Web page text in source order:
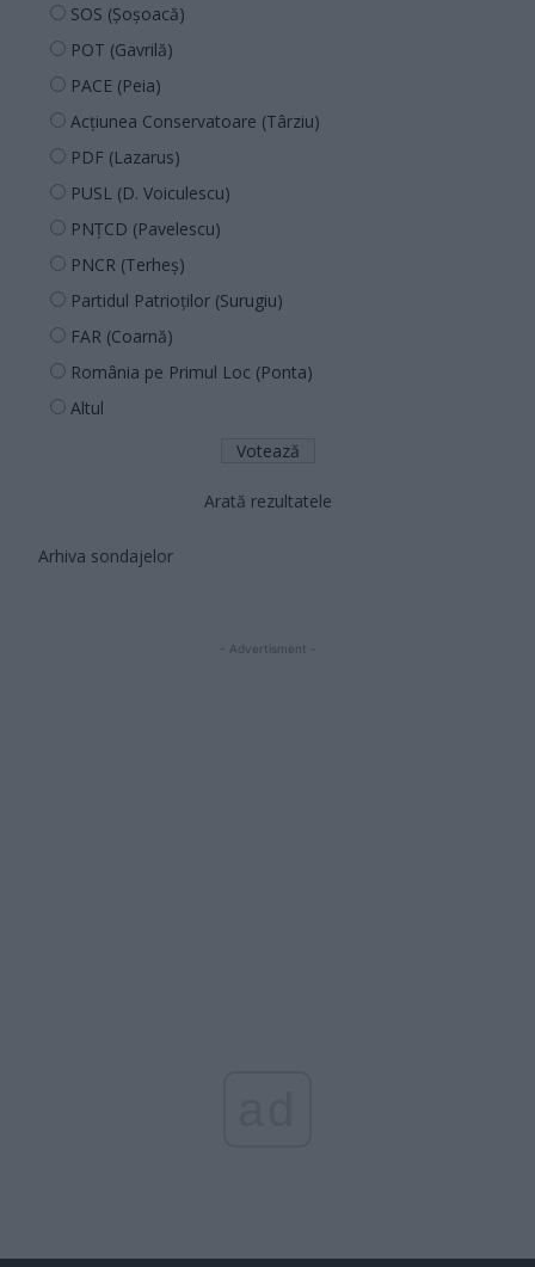
SOS (Șoșoacă)
POT (Gavrilă)
PACE (Peia)
Acțiunea Conservatoare (Târziu)
PDF (Lazarus)
PUSL (D. Voiculescu)
PNȚCD (Pavelescu)
PNCR (Terheș)
Partidul Patrioților (Surugiu)
FAR (Coarnă)
România pe Primul Loc (Ponta)
Altul
Arată rezultatele
Arhiva sondajelor
- Advertisment -